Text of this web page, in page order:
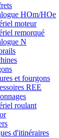
HOm/HOe
moteur
remorqué
N
et fourgons
REE
roulant
d'itinéraires